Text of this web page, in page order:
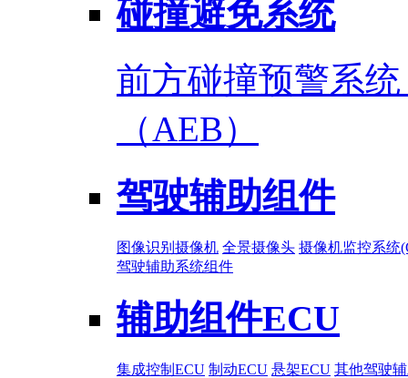
碰撞避免系统
前方碰撞预警系
（AEB）
驾驶辅助组件
图像识别摄像机 全景摄像头 摄像机监控系统
驾驶辅助系统组件
辅助组件ECU
集成控制ECU 制动ECU 悬架ECU 其他驾驶